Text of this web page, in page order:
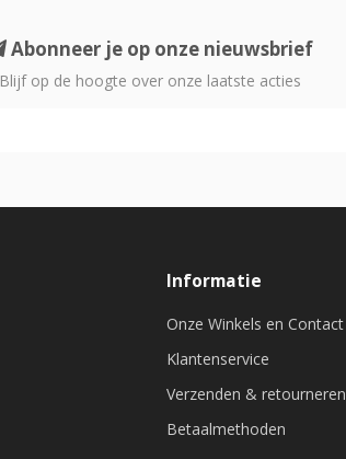
Abonneer je op onze nieuwsbrief
Blijf op de hoogte over onze laatste acties
Informatie
Onze Winkels en Contact
Klantenservice
Verzenden & retourneren
Betaalmethoden